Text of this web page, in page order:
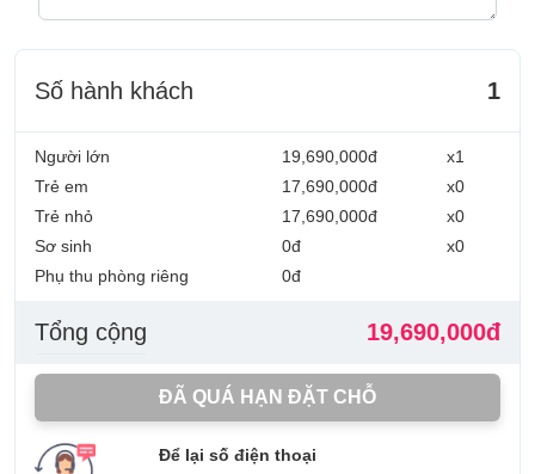
Số hành khách 1
Người lớn
Trẻ em
Trẻ nhỏ
Sơ sinh
Phụ thu phòng riêng
19,690,000đ
17,690,000đ
17,690,000đ
0đ
0đ
x1
x0
x0
x0
Tổng cộng 19,690,000đ
ĐÃ QUÁ HẠN ĐẶT CHỖ
Để lại số điện thoại